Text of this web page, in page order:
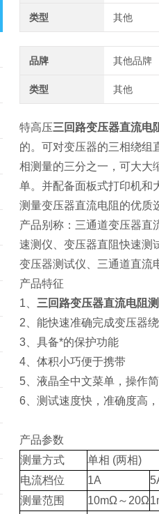
类型 其他
品牌 其他品牌
类型 其他
特高压三回路变压器直流电
的。可对变压器的三相绕组
相测量的三分之一，可大大
单。并配备面板式打印机和
测量变压器直流电阻的优质
产品别称：三通道变压器直
速测仪、变压器直阻快速测
变压器测试仪、三通道直流
产品特征
1、 三回路变压器直流电阻
2、能快速准确完成变压器
3、具备*的保护功能
4、体积小巧便于携带
5、液晶全中文菜单，操作
6、测试速度快，准确度高
产品参数
测量方式
单相 (两相)
电流档位
1A
测量范围
10mΩ～20Ω